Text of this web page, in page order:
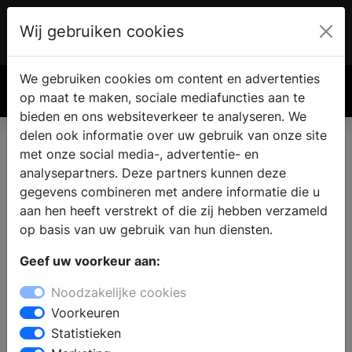
€ 0.00
Wij gebruiken cookies
We gebruiken cookies om content en advertenties
op maat te maken, sociale mediafuncties aan te
bieden en ons websiteverkeer te analyseren. We
delen ook informatie over uw gebruik van onze site
met onze social media-, advertentie- en
analysepartners. Deze partners kunnen deze
gegevens combineren met andere informatie die u
aan hen heeft verstrekt of die zij hebben verzameld
op basis van uw gebruik van hun diensten.
Geef uw voorkeur aan:
Noodzakelijke cookies
Voorkeuren
Statistieken